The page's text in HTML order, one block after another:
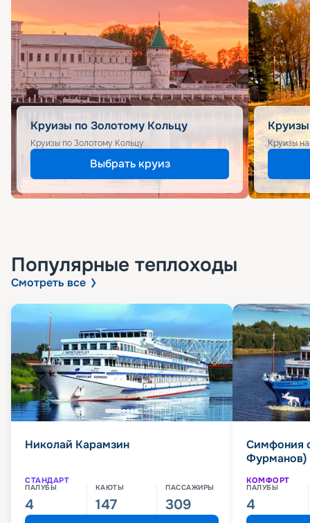
Круизы по Золотому Кольцу
Круизы по Золотому Кольцу
Выбрать круиз
Круизы
Популярные теплоходы
Смотреть все
Николай Карамзин
СТАНДАРТ
ПАЛУБЫ
4
КАЮТЫ
147
ПАССАЖИРЫ
309
Симфония
Фурманов)
КОМФОРТ
ПАЛУБЫ
4